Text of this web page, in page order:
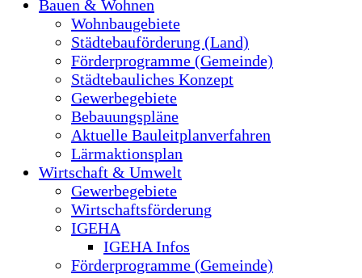
Bauen & Wohnen
Wohnbaugebiete
Städtebauförderung (Land)
Förderprogramme (Gemeinde)
Städtebauliches Konzept
Gewerbegebiete
Bebauungspläne
Aktuelle Bauleitplanverfahren
Lärmaktionsplan
Wirtschaft & Umwelt
Gewerbegebiete
Wirtschaftsförderung
IGEHA
IGEHA Infos
Förderprogramme (Gemeinde)